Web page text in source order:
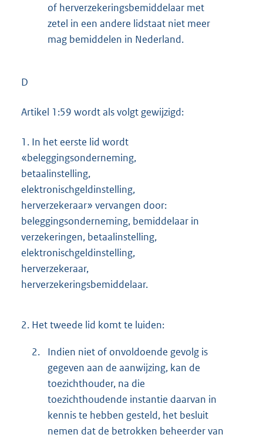
of herverzekeringsbemiddelaar met
zetel in een andere lidstaat niet meer
mag bemiddelen in Nederland.
D
Artikel 1:59 wordt als volgt gewijzigd:
1. In het eerste lid wordt
«beleggingsonderneming,
betaalinstelling,
elektronischgeldinstelling,
herverzekeraar» vervangen door:
beleggingsonderneming, bemiddelaar in
verzekeringen, betaalinstelling,
elektronischgeldinstelling,
herverzekeraar,
herverzekeringsbemiddelaar.
2. Het tweede lid komt te luiden:
2.
Indien niet of onvoldoende gevolg is
gegeven aan de aanwijzing, kan de
toezichthouder, na die
toezichthoudende instantie daarvan in
kennis te hebben gesteld, het besluit
nemen dat de betrokken beheerder van